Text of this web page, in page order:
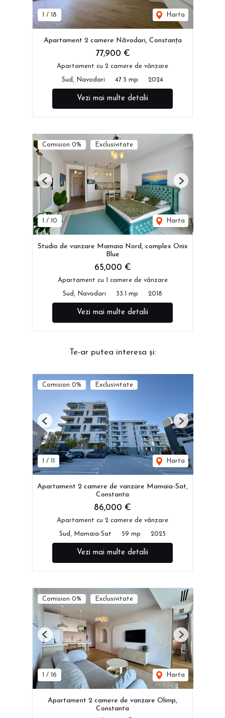
/ 18 Harta
Apartament 2 camere Năvodari, Constanța
77,900 €
Apartament cu 2 camere de vânzare
Sud, Navodari 47.5 mp 2024
Vezi mai multe detalii
Comision 0% Exclusivitate
/ 10 Harta
Previous Next
Studio de vanzare Mamaia Nord, complex Onix
Blue
65,000 €
Apartament cu 1 camere de vânzare
Sud, Navodari 33.1 mp 2018
Vezi mai multe detalii
Te-ar putea interesa și:
Comision 0% Exclusivitate
1 / 11 Harta
Previous Next
Apartament 2 camere de vanzare Mamaia-Sat,
Constanta
86,000 €
Apartament cu 2 camere de vânzare
Sud, Mamaia-Sat 59 mp 2025
Vezi mai multe detalii
Comision 0% Exclusivitate
1 / 16 Harta
Previous Next
Apartament 2 camere de vanzare Olimp,
Constanta